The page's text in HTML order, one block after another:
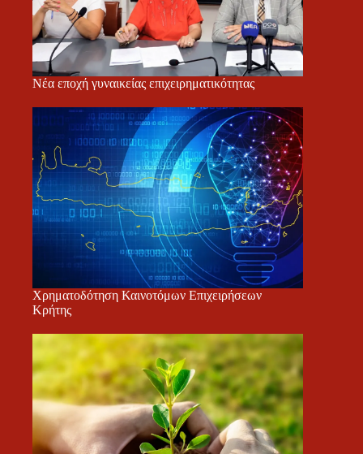
Νέα εποχή γυναικείας επιχειρηματικότητας
Χρηματοδότηση Καινοτόμων Επιχειρήσεων
Κρήτης